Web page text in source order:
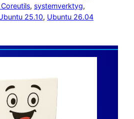
Coreutils, systemverktyg
25.10, Ubuntu 26.04